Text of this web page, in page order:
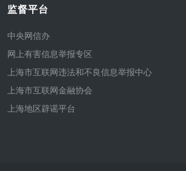
监督平台
中央网信办
网上有害信息举报专区
上海市互联网违法和不良信息举报中心
上海市互联网金融协会
上海地区辟谣平台